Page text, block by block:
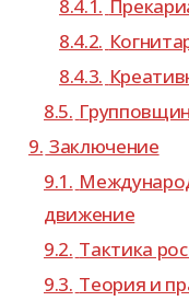
8.4.1.
8.4.2.
8.4.3.
8.5.
9. Заключение
9.1.
движение
9.2. Тактика
9.3. Теория и